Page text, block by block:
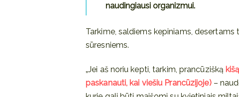
naudingiausi organizmui.
Tarkime, saldiems kepiniams,
sūresniems.
„Jei aš noriu kepti, tarkim, prancūzišką
paskanauti, kai viešiu Prancūzijoje) –